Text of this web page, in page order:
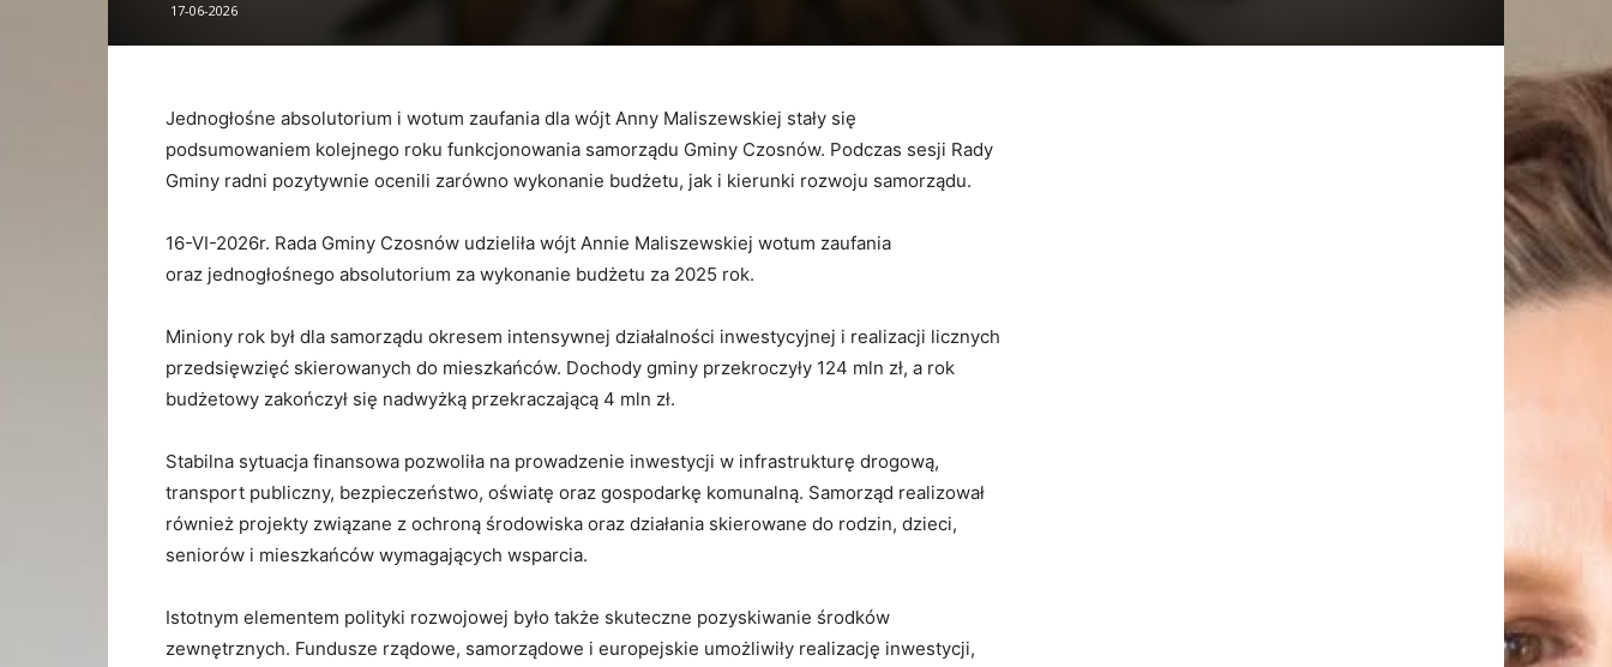
17-06-2026
Jednogłośne absolutorium i wotum zaufania dla wójt Anny Maliszewskiej stały się
podsumowaniem kolejnego roku funkcjonowania samorządu Gminy Czosnów. Podczas sesji Rady
Gminy radni pozytywnie ocenili zarówno wykonanie budżetu, jak i kierunki rozwoju samorządu.
16-VI-2026r. Rada Gminy Czosnów udzieliła wójt Annie Maliszewskiej wotum zaufania
oraz jednogłośnego absolutorium za wykonanie budżetu za 2025 rok.
Miniony rok był dla samorządu okresem intensywnej działalności inwestycyjnej i realizacji licznych
przedsięwzięć skierowanych do mieszkańców. Dochody gminy przekroczyły 124 mln zł, a rok
budżetowy zakończył się nadwyżką przekraczającą 4 mln zł.
Stabilna sytuacja finansowa pozwoliła na prowadzenie inwestycji w infrastrukturę drogową,
transport publiczny, bezpieczeństwo, oświatę oraz gospodarkę komunalną. Samorząd realizował
również projekty związane z ochroną środowiska oraz działania skierowane do rodzin, dzieci,
seniorów i mieszkańców wymagających wsparcia.
Istotnym elementem polityki rozwojowej było także skuteczne pozyskiwanie środków
zewnętrznych. Fundusze rządowe, samorządowe i europejskie umożliwiły realizację inwestycji,